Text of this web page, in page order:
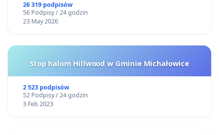
26 319 podpisów
56 Podpisy / 24 godzin
23 May 2026
Stop halom Hillwood w Gminie Michałowice
2 523 podpisów
52 Podpisy / 24 godzin
3 Feb 2023